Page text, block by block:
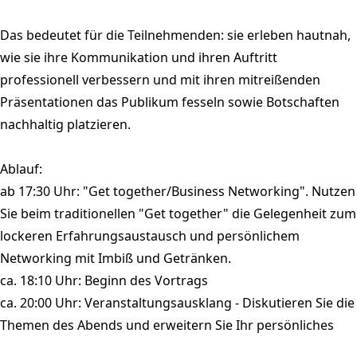
Das bedeutet für die Teilnehmenden: sie erleben hautnah,
wie sie ihre Kommunikation und ihren Auftritt
professionell verbessern und mit ihren mitreißenden
Präsentationen das Publikum fesseln sowie Botschaften
nachhaltig platzieren.
Ablauf:
ab 17:30 Uhr: "Get together/Business Networking". Nutzen
Sie beim traditionellen "Get together" die Gelegenheit zum
lockeren Erfahrungsaustausch und persönlichem
Networking mit Imbiß und Getränken.
ca. 18:10 Uhr: Beginn des Vortrags
ca. 20:00 Uhr: Veranstaltungsausklang - Diskutieren Sie die
Themen des Abends und erweitern Sie Ihr persönliches